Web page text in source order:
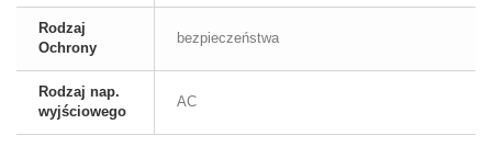
Rodzaj
Ochrony
bezpieczeństwa
Rodzaj nap.
wyjściowego
AC